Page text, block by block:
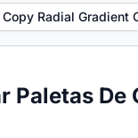
Copy Radial Gradient
Paletas De